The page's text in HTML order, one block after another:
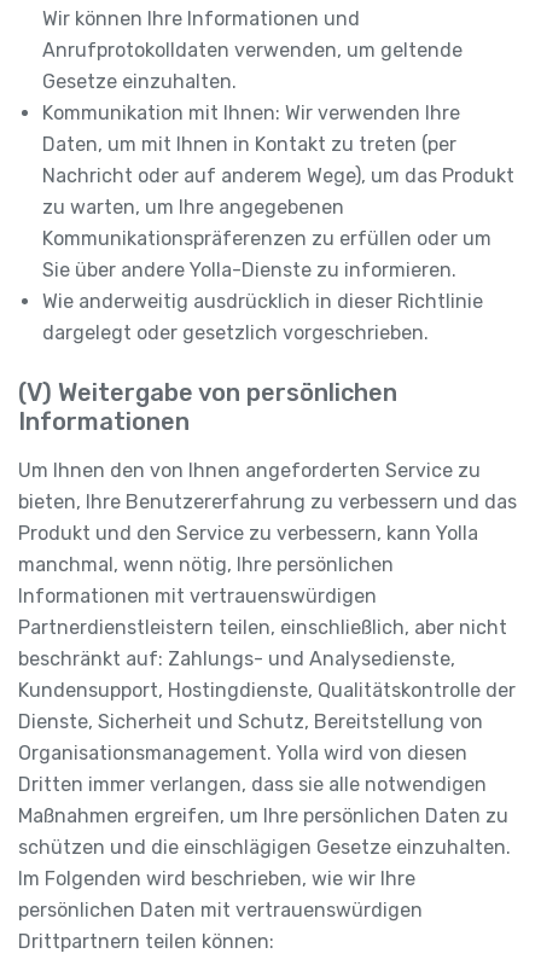
Wir können Ihre Informationen und
Anrufprotokolldaten verwenden, um geltende
Gesetze einzuhalten.
Kommunikation mit Ihnen: Wir verwenden Ihre
Daten, um mit Ihnen in Kontakt zu treten (per
Nachricht oder auf anderem Wege), um das Produkt
zu warten, um Ihre angegebenen
Kommunikationspräferenzen zu erfüllen oder um
Sie über andere Yolla-Dienste zu informieren.
Wie anderweitig ausdrücklich in dieser Richtlinie
dargelegt oder gesetzlich vorgeschrieben.
(V) Weitergabe von persönlichen
Informationen
Um Ihnen den von Ihnen angeforderten Service zu
bieten, Ihre Benutzererfahrung zu verbessern und das
Produkt und den Service zu verbessern, kann Yolla
manchmal, wenn nötig, Ihre persönlichen
Informationen mit vertrauenswürdigen
Partnerdienstleistern teilen, einschließlich, aber nicht
beschränkt auf: Zahlungs- und Analysedienste,
Kundensupport, Hostingdienste, Qualitätskontrolle der
Dienste, Sicherheit und Schutz, Bereitstellung von
Organisationsmanagement. Yolla wird von diesen
Dritten immer verlangen, dass sie alle notwendigen
Maßnahmen ergreifen, um Ihre persönlichen Daten zu
schützen und die einschlägigen Gesetze einzuhalten.
Im Folgenden wird beschrieben, wie wir Ihre
persönlichen Daten mit vertrauenswürdigen
Drittpartnern teilen können: